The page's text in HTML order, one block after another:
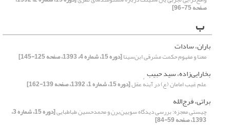
صفحه 75-96]
ب
باران، سادات
معنا و مفهوم حکمت مشرقی ابن‌سینا[دوره 15، شماره 4، 1393، صفحه 125-145]
بخارایی‌زاده، سید حبیب
علم غیب امامان (ع) در آینهٔ عقل[دوره 15، شماره 1، 1392، صفحه 139-162]
براتی، فرج‌الله
چیستی معجزه: بررسی دیدگاه سویین‌برن و محمدحسین طباطبایی [دوره 15، شماره 3،
1393، صفحه 59-84]